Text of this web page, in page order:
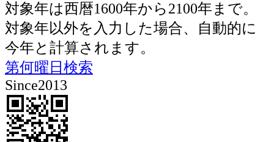
対象年は西暦1600年から2100年まで。
対象年以外を入力した場合、自動的に
今年と計算されます。
第何曜日検索
Since2013